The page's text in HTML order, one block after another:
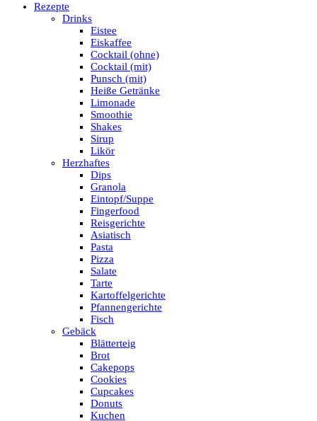
Rezepte
Drinks
Eistee
Eiskaffee
Cocktail (ohne)
Cocktail (mit)
Punsch (mit)
Heiße Getränke
Limonade
Smoothie
Shakes
Sirup
Likör
Herzhaftes
Dips
Granola
Eintopf/Suppe
Fingerfood
Reisgerichte
Asiatisch
Pasta
Pizza
Salate
Tarte
Kartoffelgerichte
Pfannengerichte
Fisch
Gebäck
Blätterteig
Brot
Cakepops
Cookies
Cupcakes
Donuts
Kuchen